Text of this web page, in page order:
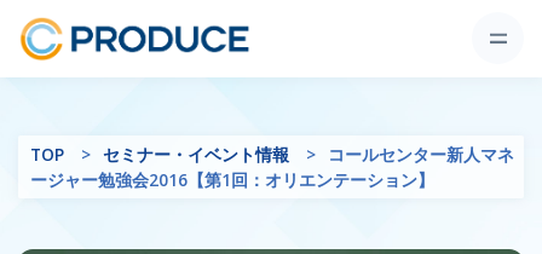
TOP セミナー・イベント情報
コールセンター新人マネ
ージャー勉強会2016【第1回：オリエンテーション】